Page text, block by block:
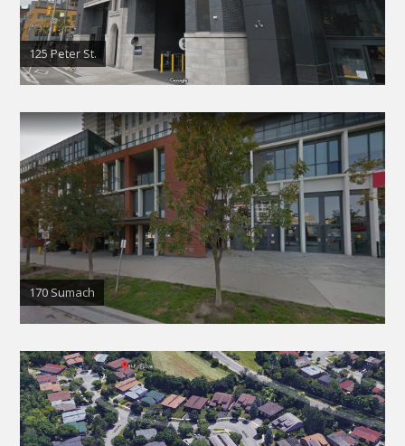
125 Peter St.
170 Sumach